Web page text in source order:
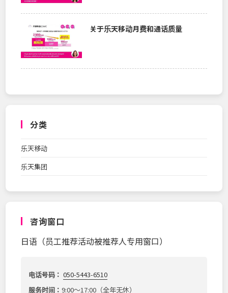
关于乐天移动月费和通话质量
分类
乐天移动
乐天集团
咨询窗口
日语（员工推荐活动被推荐人专用窗口）
电话号码： 050-5443-6510
服务时间：9:00～17:00（全年无休）